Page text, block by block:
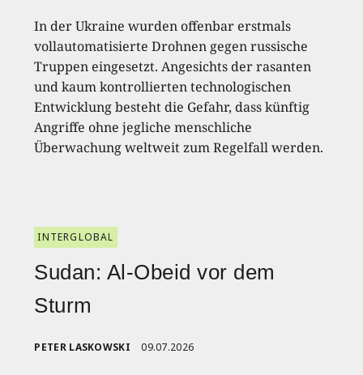
In der Ukraine wurden offenbar erstmals
vollautomatisierte Drohnen gegen russische
Truppen eingesetzt. Angesichts der rasanten
und kaum kontrollierten technologischen
Entwicklung besteht die Gefahr, dass künftig
Angriffe ohne jegliche menschliche
Überwachung weltweit zum Regelfall werden.
INTERGLOBAL
Sudan: Al-Obeid vor dem
Sturm
PETER LASKOWSKI 09.07.2026